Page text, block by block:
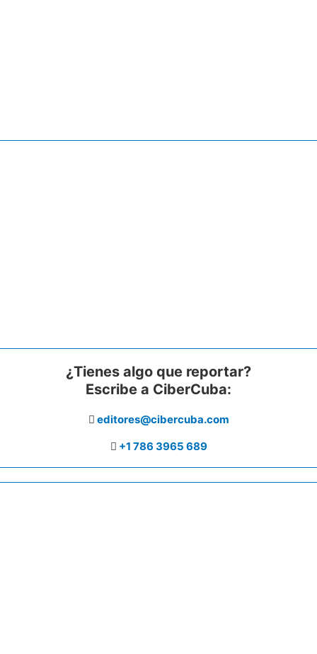
¿Tienes algo que reportar?
Escribe a CiberCuba:
editores@cibercuba.com
+1 786 3965 689